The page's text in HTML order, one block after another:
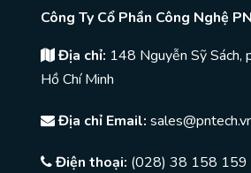
Công Ty Cổ Phần Công Nghệ
Địa chỉ: 148 Nguyễn Sỹ Sách,
Hồ Chí Minh
Địa chỉ Email:
Điện thoại: (028) 38 158 159